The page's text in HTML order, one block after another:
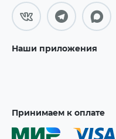
Наши приложения
Принимаем к оплате